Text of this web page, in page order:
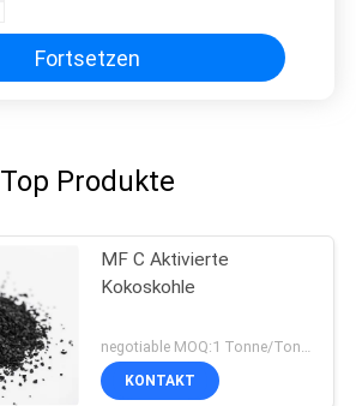
Fortsetzen
Top Produkte
MF C Aktivierte
Kokoskohle
negotiable MOQ:1 Tonne/Tonnen
KONTAKT